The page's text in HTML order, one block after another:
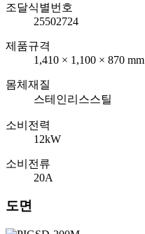
조달식별번호
25502724
제품규격
1,410 × 1,100 × 870 mm
몸체재질
스테인리스스틸
소비전력
12kW
소비전류
20A
도면